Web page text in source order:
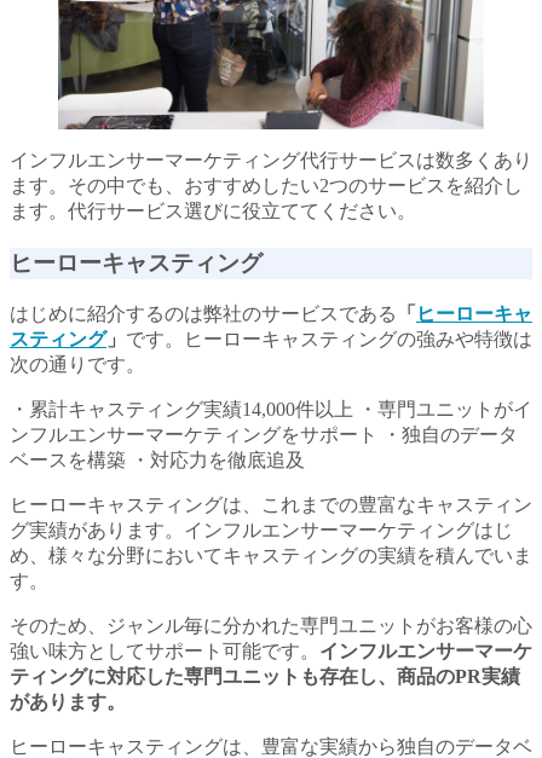
インフルエンサーマーケティング代行サービスは数多くあり
ます。その中でも、おすすめしたい2つのサービスを紹介し
ます。代行サービス選びに役立ててください。
ヒーローキャスティング
はじめに紹介するのは弊社のサービスである 「 ヒーローキャ
スティング」 です。ヒーローキャスティングの強みや特徴は
次の通りです。
・累計キャスティング実績14,000件以上 ・専門ユニットがイ
ンフルエンサーマーケティングをサポート ・独自のデータ
ベースを構築 ・対応力を徹底追及
ヒーローキャスティングは、これまでの豊富なキャスティン
グ実績があります。インフルエンサーマーケティングはじ
め、様々な分野においてキャスティングの実績を積んでいま
す。
そのため、ジャンル毎に分かれた専門ユニットがお客様の心
強い味方としてサポート可能です。 インフルエンサーマーケ
ティングに対応した専門ユニットも存在し、商品のPR実績
があります。
ヒーローキャスティングは、豊富な実績から独自のデータベ